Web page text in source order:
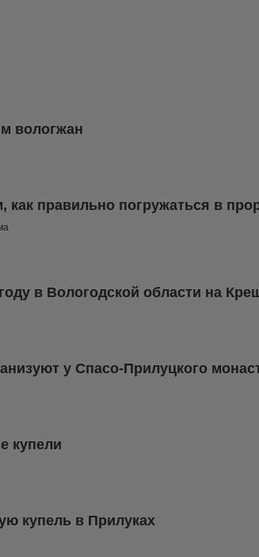
вологжан
как правильно погружаться в
в Вологодской области на
у Спасо-Прилуцкого
купели
купель в Прилуках